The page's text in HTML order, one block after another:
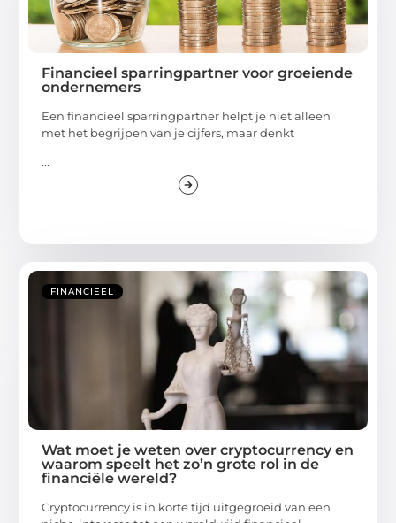
Financieel sparringpartner voor groeiende
ondernemers
Een financieel sparringpartner helpt je niet alleen
met het begrijpen van je cijfers, maar denkt
...
FINANCIEEL
Wat moet je weten over cryptocurrency en
waarom speelt het zo’n grote rol in de
financiële wereld?
Cryptocurrency is in korte tijd uitgegroeid van een